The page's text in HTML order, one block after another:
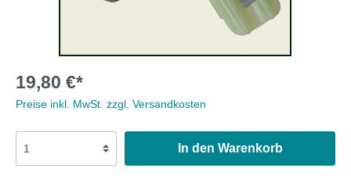
19,80 €*
Preise inkl. MwSt. zzgl. Versandkosten
In den Warenkorb